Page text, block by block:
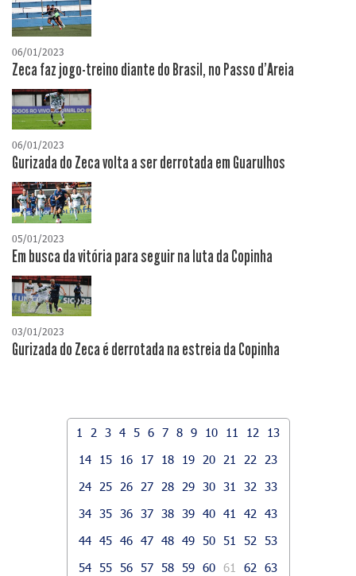
06/01/2023
Zeca faz jogo-treino diante do Brasil, no Passo d'Areia
06/01/2023
Gurizada do Zeca volta a ser derrotada em Guarulhos
05/01/2023
Em busca da vitória para seguir na luta da Copinha
03/01/2023
Gurizada do Zeca é derrotada na estreia da Copinha
1 2 3 4 5 6 7 8 9 10 11 12
13
14
15 16 17 18 19 20 21 22
23
24
25 26 27 28 29 30 31 32
33
34 35 36 37 38 39 40 41 42
43
44 45 46 47 48 49 50 51 52
53
54 55 56 57 58 59 60 61 62
63